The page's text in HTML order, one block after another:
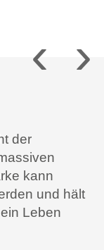
der
kann
und hält
Leben